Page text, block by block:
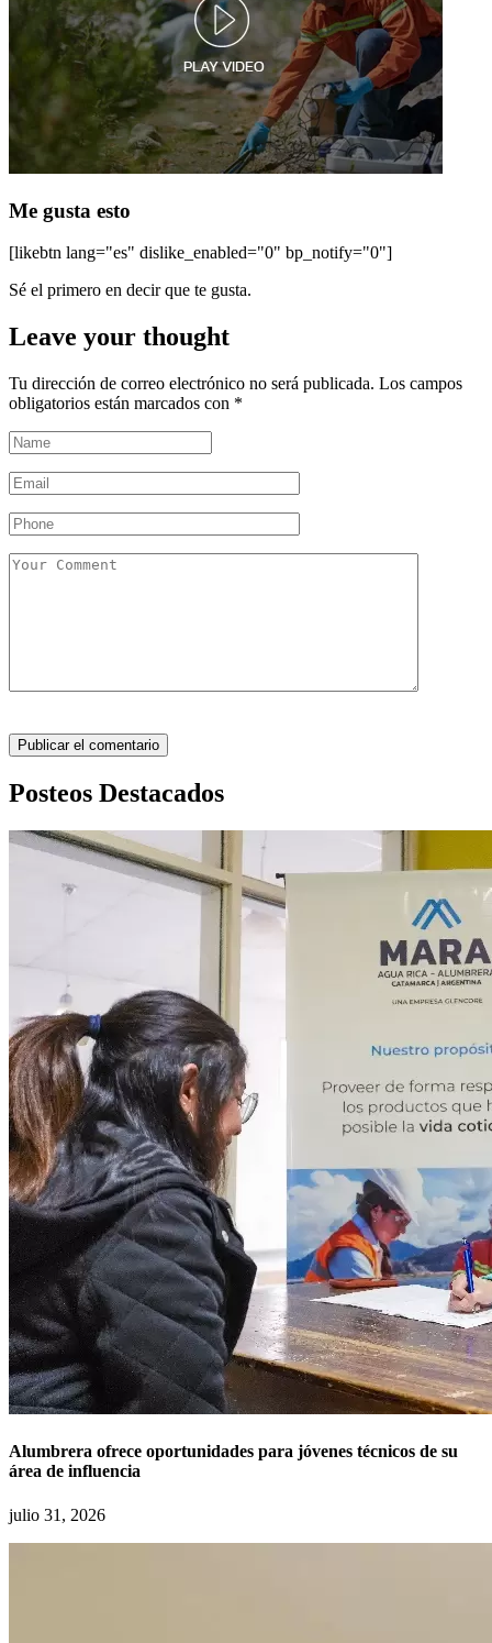
Me gusta esto
[likebtn lang="es" dislike_enabled="0" bp_notify="0"]
Sé el primero en decir que te gusta.
Leave your thought
Tu dirección de correo electrónico no será publicada. Los campos
obligatorios están marcados con *
Posteos Destacados
Alumbrera ofrece oportunidades para jóvenes técnicos de su
área de influencia
julio 31, 2026